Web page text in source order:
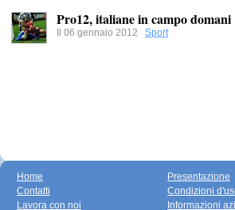
Pro12, italiane in campo domani
Il 06 gennaio 2012 Sport
Home
Contatti
Lavora con noi
Presentazione
Condizioni
Informazioni